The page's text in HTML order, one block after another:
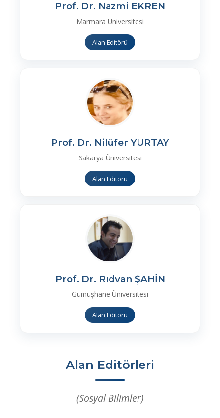
Prof. Dr. Nazmi EKREN
Marmara Üniversitesi
Alan Editörü
Prof. Dr. Nilüfer YURTAY
Sakarya Üniversitesi
Alan Editörü
Prof. Dr. Rıdvan ŞAHİN
Gümüşhane Üniversitesi
Alan Editörü
Alan Editörleri
(Sosyal Bilimler)